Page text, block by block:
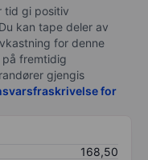
tid gi positiv
kan tape deler av
for denne
på fremtidig
gjengis
for
168,50